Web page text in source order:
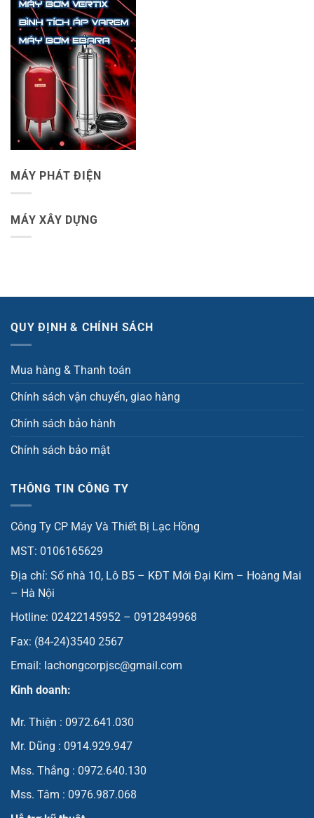
MÁY PHÁT ĐIỆN
MÁY XÂY DỰNG
QUY ĐỊNH & CHÍNH SÁCH
Mua hàng & Thanh toán
Chính sách vận chuyển, giao hàng
Chính sách bảo hành
Chính sách bảo mật
THÔNG TIN CÔNG TY
Công Ty CP Máy Và Thiết Bị Lạc Hồng
MST: 0106165629
Địa chỉ: Số nhà 10, Lô B5 – KĐT Mới Đại Kim – Hoàng Mai
– Hà Nội
Hotline: 02422145952 – 0912849968
Fax: (84-24)3540 2567
Email: lachongcorpjsc@gmail.com
Kinh doanh:
Mr. Thiện : 0972.641.030
Mr. Dũng : 0914.929.947
Mss. Thắng : 0972.640.130
Mss. Tâm : 0976.987.068